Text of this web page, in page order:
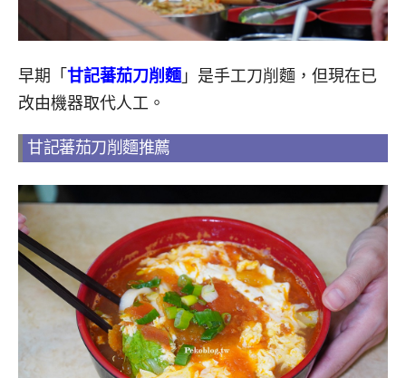
早期「 甘記蕃茄刀削麵 」是手工刀削麵，但現在已
改由機器取代人工。
甘記蕃茄刀削麵推薦